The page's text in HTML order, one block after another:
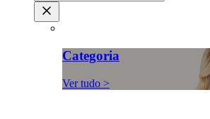
Categoria
Ver tudo >